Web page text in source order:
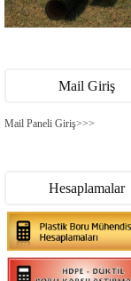
Mail Giriş
Mail Paneli Giriş>>>
Hesaplamalar